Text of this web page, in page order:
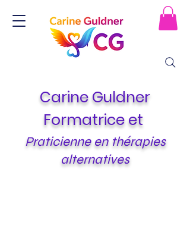
Carine Guldner
Formatrice et
Praticienne en thérapies
alternatives